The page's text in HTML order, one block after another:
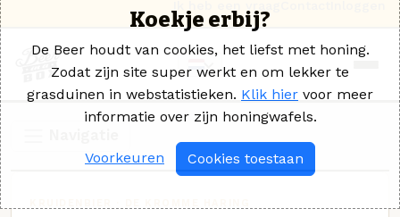
Koekje erbij?
De Beer houdt van cookies, het liefst met honing.
Zodat zijn site super werkt en om lekker te
grasduinen in webstatistieken. Klik hier voor meer
informatie over zijn honingwafels.
Voorkeuren Cookies toestaan